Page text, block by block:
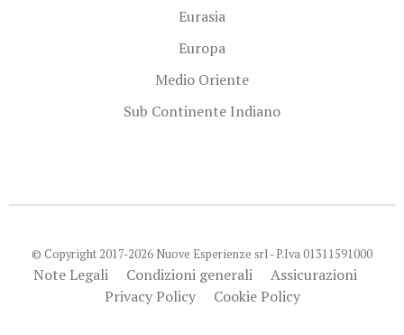
Eurasia
Europa
Medio Oriente
Sub Continente Indiano
© Copyright 2017-2026 Nuove Esperienze srl - P.Iva 01311591000
Note Legali Condizioni generali
Assicurazioni
Privacy Policy
Cookie Policy